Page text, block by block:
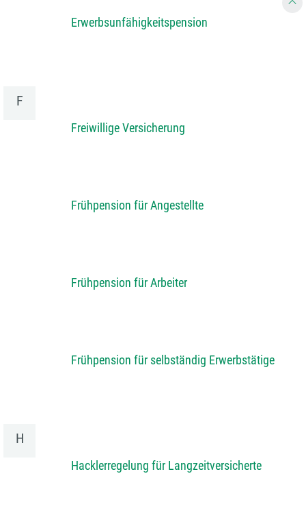
Erwerbsunfähigkeitspension
F
Freiwillige Versicherung
Frühpension für Angestellte
Frühpension für Arbeiter
Frühpension für selbständig Erwerbstätige
H
Hacklerregelung für Langzeitversicherte